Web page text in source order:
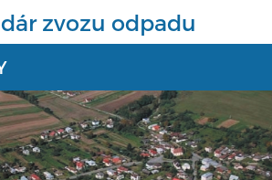
zvozu odpadu